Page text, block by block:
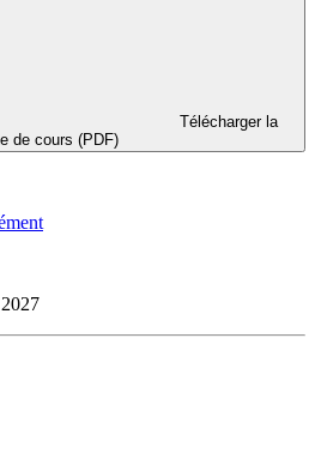
de cours (PDF)